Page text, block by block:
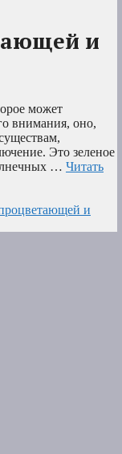
и
может
внимания, оно,
Это зеленое
… Читать
и